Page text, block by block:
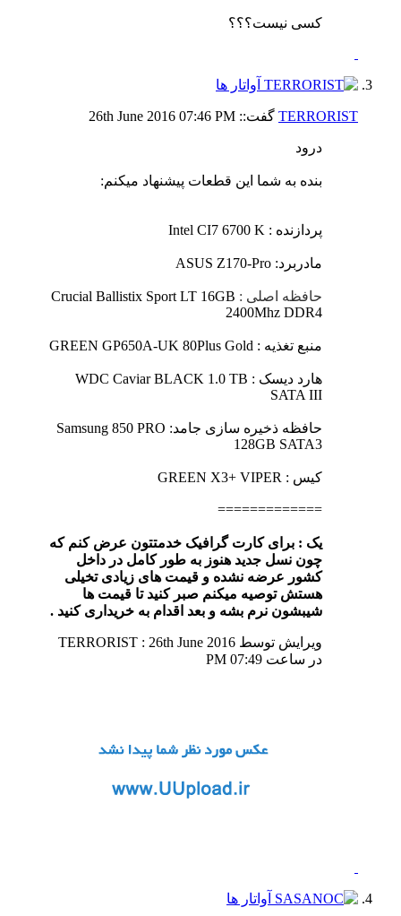
کسی نیست؟؟؟
TERRORIST گفت:: 26th June 2016 07:46 PM
درود
بنده به شما این قطعات پیشنهاد میکنم:
پردازنده : Intel CI7 6700 K
مادربرد: ASUS Z170-Pro
حافظه اصلی : Crucial Ballistix Sport LT 16GB
2400Mhz DDR4
منبع تغذیه : GREEN GP650A-UK 80Plus Gold
هارد دیسک : WDC Caviar BLACK 1.0 TB
SATA III
حافظه ذخیره سازی جامد: Samsung 850 PRO
128GB SATA3
کیس : GREEN X3+ VIPER
=============
یک : برای کارت گرافیک خدمتتون عرض کنم که
چون نسل جدید هنوز به طور کامل در داخل
کشور عرضه نشده و قیمت های زیادی تخیلی
هستش توصیه میکنم صبر کنید تا قیمت ها
شیبشون نرم بشه و بعد اقدام به خریداری کنید .
ویرایش توسط TERRORIST : 26th June 2016
در ساعت 07:49 PM